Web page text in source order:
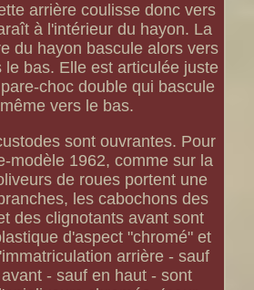
arrière coulisse donc vers
à l'intérieur du hayon. La
du hayon bascule alors vers
le bas. Elle est articulée juste
choc double qui bascule
même vers le bas.
sont ouvrantes. Pour
modèle 1962, comme sur la
de roues portent une
les cabochons des
des clignotants avant sont
d'aspect "chromé" et
arrière - sauf
- sauf en haut - sont